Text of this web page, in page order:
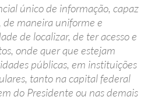
único de informação, capaz
de maneira uniforme e
de localizar, de ter acesso e
onde quer que estejam
públicas, em instituições
tanto na capital federal
do Presidente ou nas demais